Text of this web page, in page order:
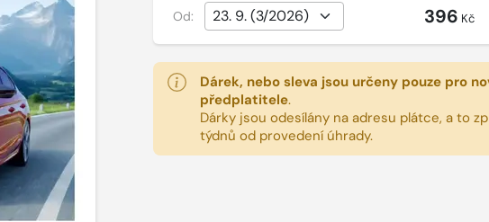
Od: 396 Kč
Dárek, nebo sleva jsou určeny pouze pro
předplatitele.
Dárky jsou odesílány na adresu plátce, a to
týdnů od provedení úhrady.